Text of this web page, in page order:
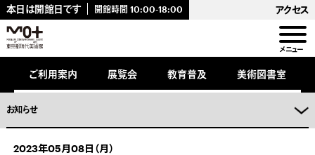
本日は開館日です 開館時間10:00-18:00 アクセス
メニュー
ご利用案内 展覧会 教育普及 美術図書室
お知らせ
2023年05月08日（月）